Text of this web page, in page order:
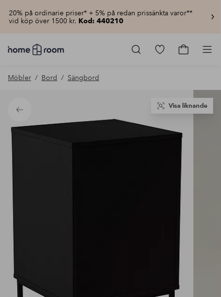
20% på ordinarie priser* + 5% på redan prissänkta varor**
vid köp över 1500 kr. Kod: 440210
Homeroom
–
hemmet
pris
Gå
Gå
Möbler Bord Sängbord
Tillbaka
Visa liknande